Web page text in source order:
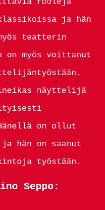
ja hän
teatterin
on myös voittanut
näyttelijä
on ollut
hän on saanut
työstään.
Seppo: